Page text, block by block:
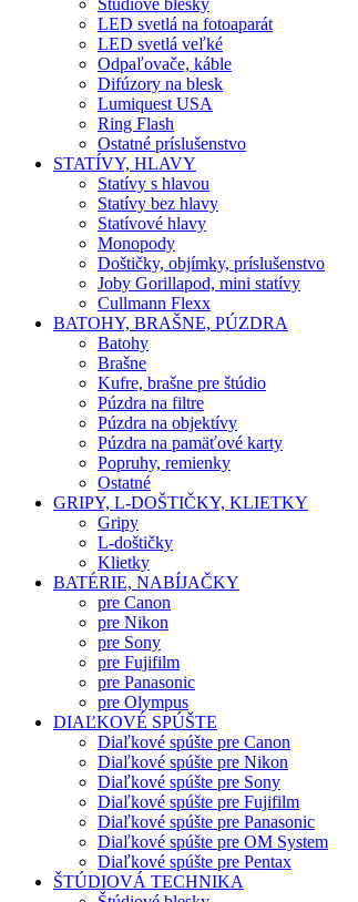
Štúdiové blesky
LED svetlá na fotoaparát
LED svetlá veľké
Odpaľovače, káble
Difúzory na blesk
Lumiquest USA
Ring Flash
Ostatné príslušenstvo
STATÍVY, HLAVY
Statívy s hlavou
Statívy bez hlavy
Statívové hlavy
Monopody
Doštičky, objímky, príslušenstvo
Joby Gorillapod, mini statívy
Cullmann Flexx
BATOHY, BRAŠNE, PÚZDRA
Batohy
Brašne
Kufre, brašne pre štúdio
Púzdra na filtre
Púzdra na objektívy
Púzdra na pamäťové karty
Popruhy, remienky
Ostatné
GRIPY, L-DOŠTIČKY, KLIETKY
Gripy
L-doštičky
Klietky
BATÉRIE, NABÍJAČKY
pre Canon
pre Nikon
pre Sony
pre Fujifilm
pre Panasonic
pre Olympus
DIAĽKOVÉ SPÚŠTE
Diaľkové spúšte pre Canon
Diaľkové spúšte pre Nikon
Diaľkové spúšte pre Sony
Diaľkové spúšte pre Fujifilm
Diaľkové spúšte pre Panasonic
Diaľkové spúšte pre OM System
Diaľkové spúšte pre Pentax
ŠTÚDIOVÁ TECHNIKA